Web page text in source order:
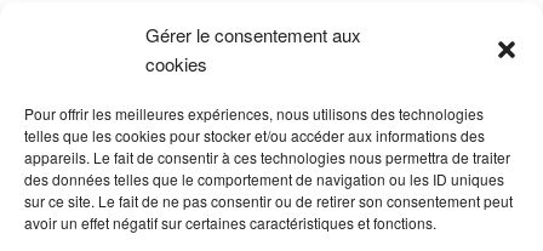
Gérer le consentement aux
cookies
Pour offrir les meilleures expériences, nous utilisons des technologies
telles que les cookies pour stocker et/ou accéder aux informations des
appareils. Le fait de consentir à ces technologies nous permettra de traiter
des données telles que le comportement de navigation ou les ID uniques
sur ce site. Le fait de ne pas consentir ou de retirer son consentement peut
avoir un effet négatif sur certaines caractéristiques et fonctions.
A quelles dates de l’année offre-t-on des fleurs ?
Les fleurs préférées des Français
Combien de fois arroser un cactus ?
Quelles fleurs offrir pour la fête des mères ?
Idées de décoration avec fleurs séchées